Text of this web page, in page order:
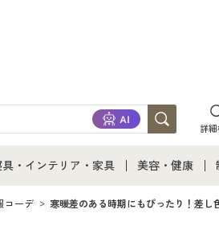
詳
・インテリア・家具
具・インテリア・家具通販すべて
美容・健康
美容・健康通
コーデ 寒暖差のある時期にもぴったり！差